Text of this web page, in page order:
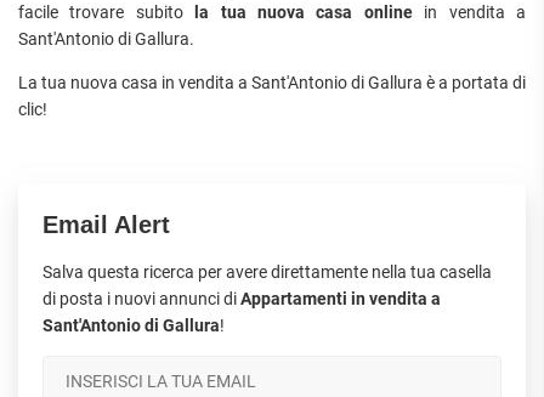
facile trovare subito
la tua nuova casa onlinein vendita a
Sant'Antonio di Gallura.
La tua nuova casa in vendita a Sant'Antonio di Gallura è a portata di
clic!
Email Alert
Salva questa ricerca per avere direttamente nella tua casella
di posta i nuovi annunci diAppartamenti in vendita a
Sant'Antonio di Gallura!